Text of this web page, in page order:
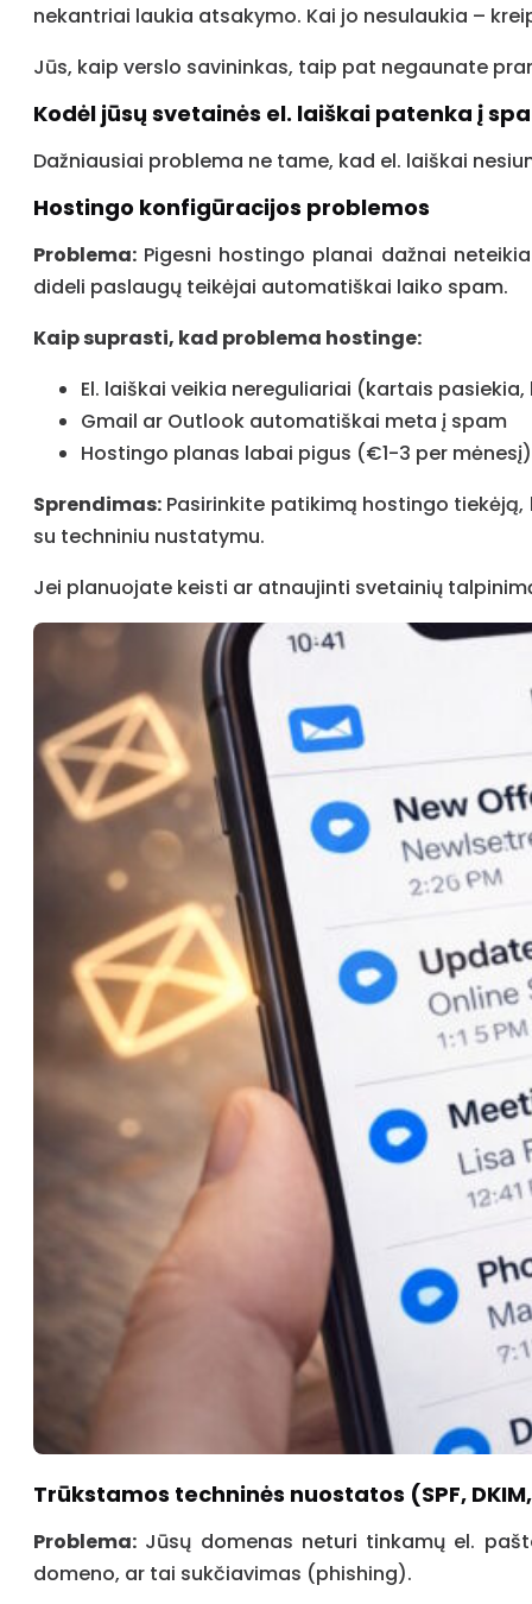
nekantriai laukia atsakymo. Kai jo nesulaukia –
Jūs, kaip verslo savininkas, taip pat negaunate
Kodėl jūsų svetainės el. laiškai patenka į
Dažniausiai problema ne tame, kad el. laiškai
Hostingo konfigūracijos problemos
Problema: Pigesni hostingo planai dažnai
dideli paslaugų teikėjai automatiškai laiko spam.
Kaip suprasti, kad problema hostinge:
El. laiškai veikia nereguliariai (kartais
Gmail ar Outlook automatiškai meta į spam
Hostingo planas labai pigus (€1-3 per mėnesį)
Sprendimas: Pasirinkite patikimą hostingo
su techniniu nustatymu.
Jei planuojate keisti ar atnaujinti svetainių
Trūkstamos techninės nuostatos (SPF,
Problema: Jūsų domenas neturi tinkamų el.
domeno, ar tai sukčiavimas (phishing).